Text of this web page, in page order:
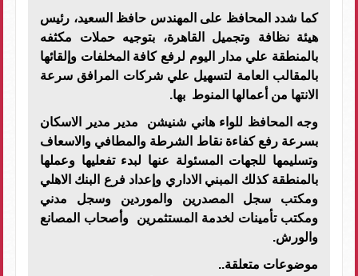
كما شدد المحافظ على المهندس حافظ السعيد، رئيس
هيئة نظافة وتجميل القاهرة، بتوجيه حملات مكثفه
بالمنطقة علي مدار اليوم لرفع كافة المخلفات وإلقائها
بالمقالب العامة لتسهيل علي شركات المرافق سرعة
الانتها من أعمالها المنوط بها.
وجه المحافظ للواء هاني شنيشن مدير مدير الاسكان
بسرعة رفع كفاءة نقاط الشرطة والمطافي والاسعاف
وتسليمها للجهات المسئولة عنها لبدء تفعليها وعملها
بالمنطقة كذلك المبني الاداري وإعداد فرع البنك الاهلي
ومكتب سجل المصدرين والموردين وسجل مدني
ومكتب تأمينات لخدمة المستثمرين وأصحاب المصانع
والورش.
موضوعات متعلقة..